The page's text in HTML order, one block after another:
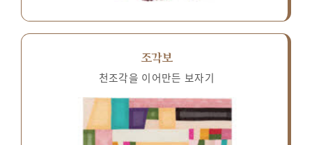
조각보
천조각을 이어만든 보자기